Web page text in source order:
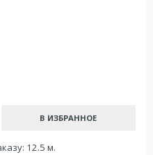
В ИЗБРАННОЕ
12.5 м.